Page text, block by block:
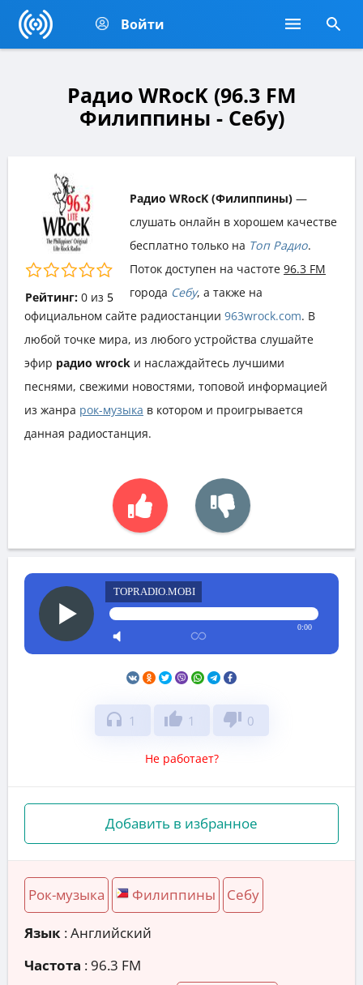
Войти
Радио WRocK (96.3 FM
Филиппины - Себу)
Рейтинг: 0из 5
Радио WRocK (Филиппины) —
слушать онлайн в хорошем качестве
бесплатно только на Топ Радио.
Поток доступен на частоте 96.3 FM
города Себу, а также на
официальном сайте радиостанции 963wrock.com. В
любой точке мира, из любого устройства слушайте
эфир радио wrock и наслаждайтесь лучшими
песнями, свежими новостями, топовой информацией
из жанра рок-музыка в котором и проигрывается
данная радиостанция.
TOPRADIO.MOBI
0:00
headphones 1 thumb_up 1 thumb_down 0
Не работает?
Добавить в избранное
Рок-музыка Филиппины Себу
Язык : Английский
Частота : 96.3 FM